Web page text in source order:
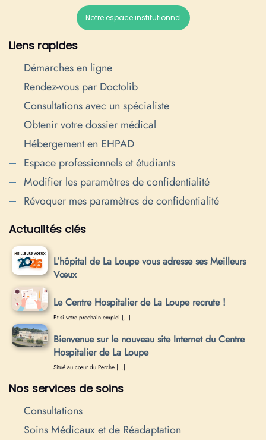
Notre espace institutionnel
Liens rapides
Démarches en ligne
Rendez-vous par Doctolib
Consultations avec un spécialiste
Obtenir votre dossier médical
Hébergement en EHPAD
Espace professionnels et étudiants
Modifier les paramètres de confidentialité
Révoquer mes paramètres de confidentialité
Actualités clés
L’hôpital de La Loupe vous adresse ses Meilleurs
Vœux
Le Centre Hospitalier de La Loupe recrute !
Et si votre prochain emploi […]
Bienvenue sur le nouveau site Internet du Centre
Hospitalier de La Loupe
Situé au cœur du Perche […]
Nos services de soins
Consultations
Soins Médicaux et de Réadaptation